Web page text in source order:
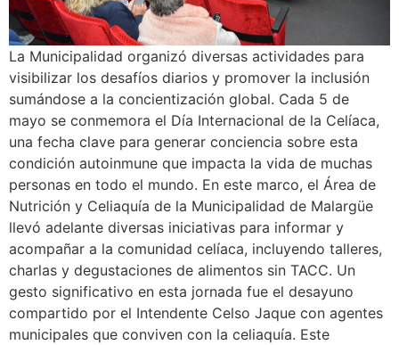
La Municipalidad organizó diversas actividades para
visibilizar los desafíos diarios y promover la inclusión
sumándose a la concientización global. Cada 5 de
mayo se conmemora el Día Internacional de la Celíaca,
una fecha clave para generar conciencia sobre esta
condición autoinmune que impacta la vida de muchas
personas en todo el mundo. En este marco, el Área de
Nutrición y Celiaquía de la Municipalidad de Malargüe
llevó adelante diversas iniciativas para informar y
acompañar a la comunidad celíaca, incluyendo talleres,
charlas y degustaciones de alimentos sin TACC. Un
gesto significativo en esta jornada fue el desayuno
compartido por el Intendente Celso Jaque con agentes
municipales que conviven con la celiaquía. Este